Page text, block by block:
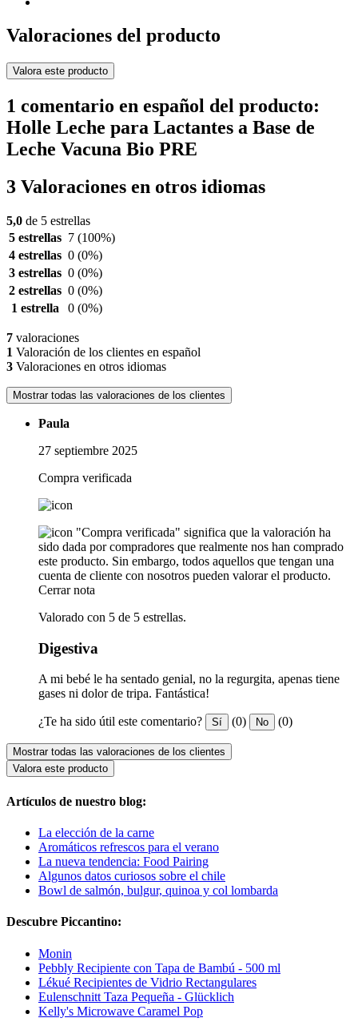
Valoraciones del producto
Valora este producto
1 comentario en español del producto:
Holle Leche para Lactantes a Base de
Leche Vacuna Bio PRE
3 Valoraciones en otros idiomas
5,0 de 5 estrellas
5 estrellas 7 (100%)
4 estrellas 0 (0%)
3 estrellas 0 (0%)
2 estrellas 0 (0%)
1 estrella
0 (0%)
7 valoraciones
1 Valoración de los clientes en español
3 Valoraciones en otros idiomas
Mostrar todas las valoraciones de los clientes
Paula
27 septiembre 2025
Compra verificada
"Compra verificada" significa que la valoración ha
sido dada por compradores que realmente nos han comprado
este producto. Sin embargo, todos aquellos que tengan una
cuenta de cliente con nosotros pueden valorar el producto.
Cerrar nota
Valorado con 5 de 5 estrellas.
Digestiva
A mi bebé le ha sentado genial, no la regurgita, apenas tiene
gases ni dolor de tripa. Fantástica!
¿Te ha sido útil este comentario? Sí (0) No (0)
Mostrar todas las valoraciones de los clientes
Valora este producto
Artículos de nuestro blog:
La elección de la carne
Aromáticos refrescos para el verano
La nueva tendencia: Food Pairing
Algunos datos curiosos sobre el chile
Bowl de salmón, bulgur, quinoa y col lombarda
Descubre Piccantino:
Monin
Pebbly Recipiente con Tapa de Bambú - 500 ml
Lékué Recipientes de Vidrio Rectangulares
Eulenschnitt Taza Pequeña - Glücklich
Kelly's Microwave Caramel Pop